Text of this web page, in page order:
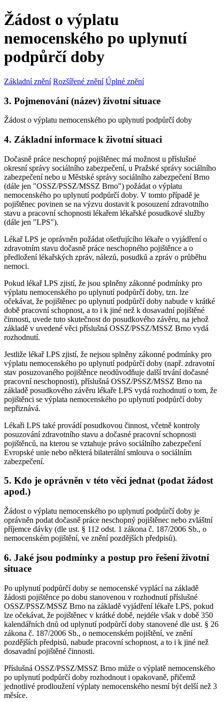
Žádost o výplatu
nemocenského po uplynutí
podpůrčí doby
Základní znění Rozšířené znění Úplné znění
3. Pojmenování (název) životní situace
Žádost o výplatu nemocenského po uplynutí podpůrčí doby
4. Základní informace k životní situaci
Dočasně práce neschopný pojištěnec má možnost u příslušné
okresní správy sociálního zabezpečení, u Pražské správy sociálního
zabezpečení nebo u Městské správy sociálního zabezpečení Brno
(dále jen "OSSZ/PSSZ/MSSZ Brno") požádat o výplatu
nemocenského po uplynutí podpůrčí doby. V tomto případě je
pojištěnec povinen se na výzvu dostavit k posouzení zdravotního
stavu a pracovní schopnosti lékařem lékařské posudkové služby
(dále jen "LPS").
Lékař LPS je oprávněn požádat ošetřujícího lékaře o vyjádření o
zdravotním stavu dočasně práce neschopného pojištěnce a o
předložení lékařských zpráv, nálezů, posudků a zpráv o průběhu
nemoci.
Pokud lékař LPS zjistí, že jsou splněny zákonné podmínky pro
výplatu nemocenského po uplynutí podpůrčí doby, tzn. lze
očekávat, že pojištěnec po uplynutí podpůrčí doby nabude v krátké
době pracovní schopnost, a to i k jiné než k dosavadní pojištěné
činnosti, uvede tuto skutečnost do posudkového závěru, na jehož
základě v uvedené věci příslušná OSSZ/PSSZ/MSSZ Brno vydá
rozhodnutí.
Jestliže lékař LPS zjistí, že nejsou splněny zákonné podmínky pro
výplatu nemocenského po uplynutí podpůrčí doby (např. zdravotní
stav posuzovaného pojištěnce neodůvodňuje další trvání dočasné
pracovní neschopnosti), příslušná OSSZ/PSSZ/MSSZ Brno na
základě posudkového závěru lékaře LPS vydá rozhodnutí o tom, že
pojištěnci se výplata nemocenského po uplynutí podpůrčí doby
nepřiznává.
Lékaři LPS také provádí posudkovou činnost, včetně kontroly
posuzování zdravotního stavu a dočasné pracovní schopnosti
pojištěnců, na kterou se vztahuje právo sociálního zabezpečení
Evropské unie nebo některá bilaterální smlouva o sociálním
zabezpečení.
5. Kdo je oprávněn v této věci jednat (podat žádost
apod.)
Žádost o výplatu nemocenského po uplynutí podpůrčí doby je
oprávněn podat dočasně práce neschopný pojištěnec nebo zvláštní
příjemce dávky (dle ust. § 112 odst. 1 zákona č. 187/2006 Sb., o
nemocenském pojištění, ve znění pozdějších předpisů).
6. Jaké jsou podmínky a postup pro řešení životní
situace
Po uplynutí podpůrčí doby se nemocenské vyplácí na základě
žádosti pojištěnce po dobu stanovenou v rozhodnutí příslušné
OSSZ/PSSZ/MSSZ Brno na základě vyjádření lékaře LPS, pokud
lze očekávat, že pojištěnec v krátké době, nejdéle však v době 350
kalendářních dnů od uplynutí podpůrčí doby stanovené dle ust. § 26
zákona č. 187/2006 Sb., o nemocenském pojištění, ve znění
pozdějších předpisů, nabude pracovní schopnost, a to i k jiné než
dosavadní pojištěné činnosti.
Příslušná OSSZ/PSSZ/MSSZ Brno může o výplatě nemocenského
po uplynutí podpůrčí doby rozhodnout i opakovaně, přičemž
jednotlivé prodloužení výplaty nemocenského nesmí být delší než 3
měsíce.